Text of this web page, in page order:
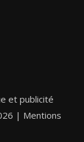
et publicité
| Mentions